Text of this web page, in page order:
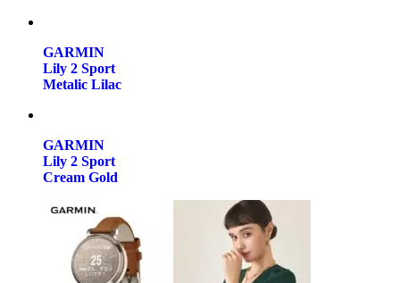
GARMIN
Lily 2 Sport
Metalic Lilac
GARMIN
Lily 2 Sport
Cream Gold